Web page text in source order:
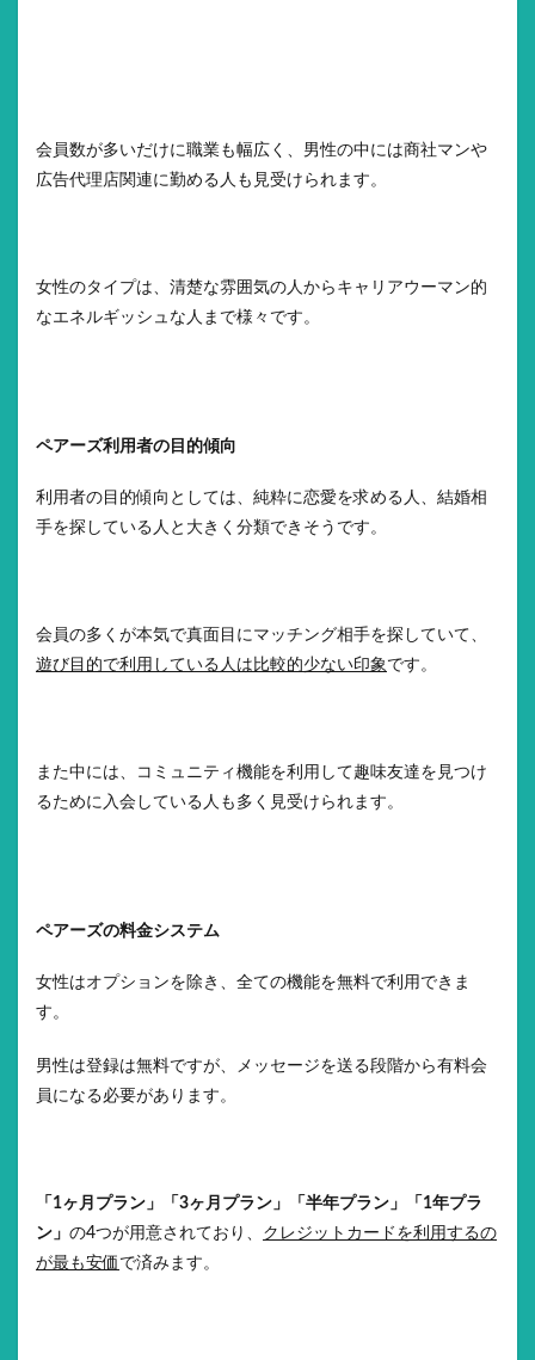
会員数が多いだけに職業も幅広く、男性の中には商社マンや
広告代理店関連に勤める人も見受けられます。
女性のタイプは、清楚な雰囲気の人からキャリアウーマン的
なエネルギッシュな人まで様々です。
ペアーズ利用者の目的傾向
利用者の目的傾向としては、純粋に恋愛を求める人、結婚相
手を探している人と大きく分類できそうです。
会員の多くが本気で真面目にマッチング相手を探していて、
遊び目的で利用している人は比較的少ない印象です。
また中には、コミュニティ機能を利用して趣味友達を見つけ
るために入会している人も多く見受けられます。
ペアーズの料金システム
女性はオプションを除き、全ての機能を無料で利用できま
す。
男性は登録は無料ですが、メッセージを送る段階から有料会
員になる必要があります。
「1ヶ月プラン」「3ヶ月プラン」「半年プラン」「1年プラ
ン」 の4つが用意されており、 クレジットカードを利用するの
が最も安価 で済みます。